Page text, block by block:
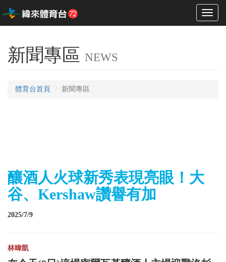
Toggle
新聞專區 NEWS
體育台首頁 新聞專區
釀酒人火球新秀表現亮眼！大
谷、Kershaw讚譽有加
2025/7/9
林暐凱